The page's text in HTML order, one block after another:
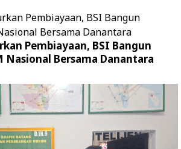
Pembiayaan, BSI Bangun
Nasional Bersama Danantara